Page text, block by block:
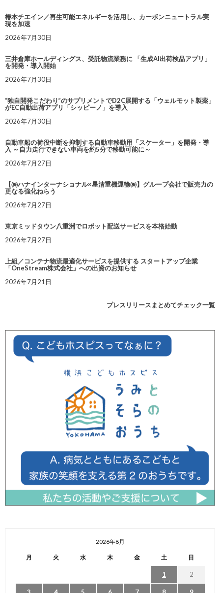
椿本チエイン／再生可能エネルギーを活用し、カーボンニュートラル実
現を加速
2026年7月30日
三井倉庫ホールディングス、受託物流業務に 「生成AI出荷検品アプリ」
を開発・導入開始
2026年7月30日
“独自開発こだわり”のサプリメントでD2C展開する「ウェルモット製薬」
がEC自動出荷アプリ「シッピーノ」を導入
2026年7月30日
自動車船の荷役中断を抑制する自動車移動用「スケーター」を開発・導
入 ～自力走行できない車両を約5分で移動可能に～
2026年7月27日
【㈱ハナインターナショナル×星清重機運輸㈱】グループ会社で販売力の
更なる強化ねらう
2026年7月27日
東京ミッドタウン八重洲でロボット配送サービスを本格始動
2026年7月27日
上組／コンテナ物流最適化サービスを提供する スタートアップ企業
「OneStream株式会社」への出資のお知らせ
2026年7月21日
プレスリリースまとめてチェック一覧
2026年8月
月 火 水 木 金 土 日
1 2